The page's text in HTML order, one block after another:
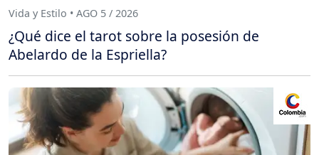
Vida y Estilo • AGO 5 / 2026
¿Qué dice el tarot sobre la posesión de
Abelardo de la Espriella?